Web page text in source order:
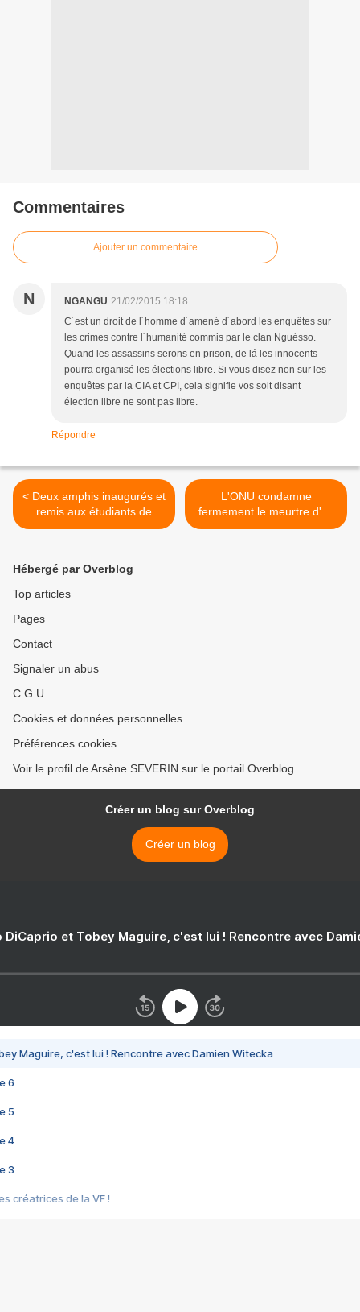
Commentaires
Ajouter un commentaire
N NGANGU 21/02/2015 18:18
C´est un droit de l´homme d´amené d´abord les enquêtes sur
les crimes contre l´humanité commis par le clan Nguésso.
Quand les assassins serons en prison, de lá les innocents
pourra organisé les élections libre. Si vous disez non sur les
enquêtes par la CIA et CPI, cela signifie vos soit disant
élection libre ne sont pas libre.
Répondre
< Deux amphis inaugurés et
remis aux étudiants de
Marien Ngouabi
L'ONU condamne
fermement le meurtre d'un
bébé albinos en Tanzanie >
Hébergé par Overblog
Top articles
Pages
Contact
Signaler un abus
C.G.U.
Cookies et données personnelles
Préférences cookies
Voir le profil de Arsène SEVERIN sur le portail Overblog
Créer un blog sur Overblog
Créer un blog
DiCaprio et Tobey Maguire, c'est lui ! Rencontre avec
Maguire, c'est lui ! Rencontre avec Damien Witecka
6
5
4
3
créatrices de la VF !